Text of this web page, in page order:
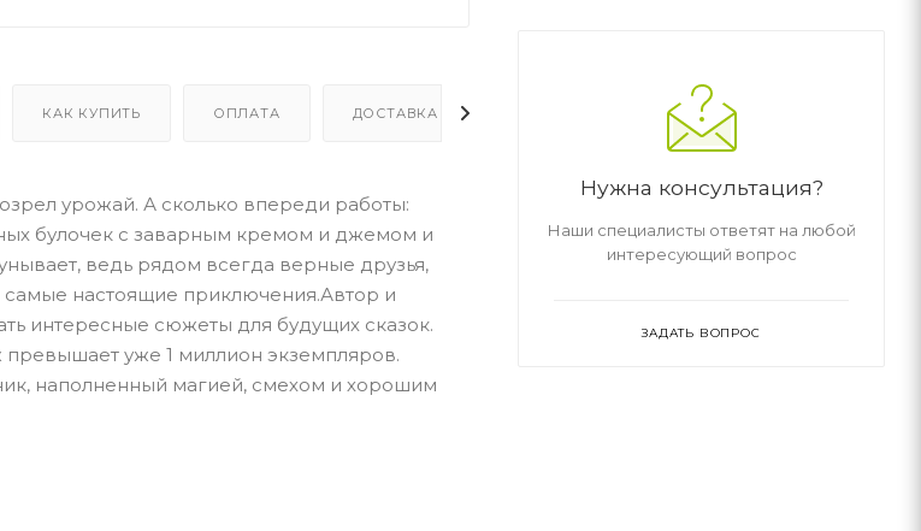
КАК КУПИТЬ ОПЛАТА ДОСТАВКА
урожай. А сколько впереди работы:
булочек с заварным кремом и джемом и
ведь рядом всегда верные друзья,
самые настоящие приключения.Автор и
интересные сюжеты для будущих сказок.
уже 1 миллион экземпляров.
наполненный магией, смехом и хорошим
Нужна консультация?
Наши специалисты ответят на любой
интересующий вопрос
ЗАДАТЬ ВОПРОС